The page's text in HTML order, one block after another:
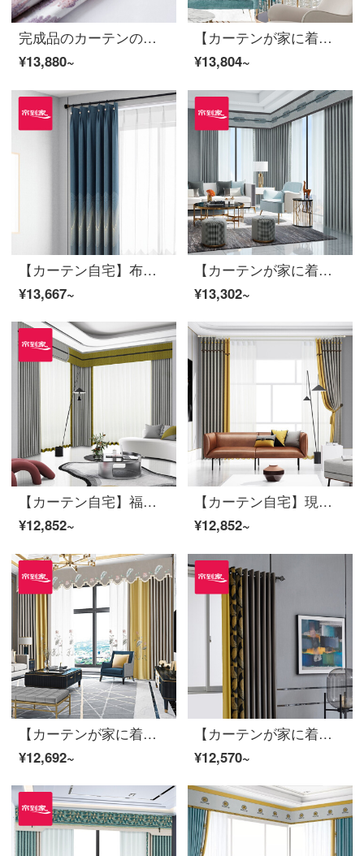
完成品のカーテンの高さは遮光します。ポリエステルの粉のカーテンをカスタマイズします。リビングルームの床には、床の窓LDC 20 SSC-67が開けます。
¥13,880~
【カーテンが家に着く】布芸完成品のカーテンはシームレスにつなぎ合わせて、軽奢なジャカード工芸のリビングルームの床にある窓から流れる金の歳月が高い精密な半遮光LDC 20 SSA-2401ホールを開ける/カーテンヘッドをくわえない(高さ2.6メートル以内は変えられます)XLのカーテンセット/ダブルオープン(適用窓幅3.5-4.1メートル)
¥13,804~
【カーテン自宅】布芸カーテン完成品の青いダンスはシームレスに現代のジャカード高精密高遮光リビングルームの光豪華注文ダウン窓LDC 20 SSA-1601ホールを作る/カーテンヘッドを含まない(高さ2.6メートル以内で変更可能)XLのカーテンセット/ダブルオープン(適用窓幅3.5-4.1メートル)
¥13,667~
【カーテンが家に着く】高遮光カーテン完成品リビングルームのシェニールの平凡な道の下で窓をつなぎ合わせて定型化されたLDC 20 FWC-Sフック/カーテンヘッドを含まない(高さ2.6 m以内で改変可能)XLのカーテンセット/ダブルオープン(適用窓幅3.5-4.2メートル)
¥13,302~
【カーテン自宅】福園高遮光高精密定型化継ぎ接ぎリビングルームの軽奢なカーテンの完成品を花に見立てて制定した床窓JBLW-Sフック/カーテンヘッドを含まない(高さ2.6 m以内で改変可能)XLのカーテンセット/ダブルオープン(適用窓の幅4.1-1.4メートル)
¥12,852~
【カーテン自宅】現代の高遮光定型化はリビングルームに接ぎます。カーテンの完成品を簡単に予約したトッポギは床窓JBLW-006 Sフック/カーテンヘッドを含まない(高さ2.6メートル以内は変えられます)XLのカーテンセット/ダブルオープン(適用窓の幅4.1-1.4メートル)
¥12,852~
【カーテンが家に着く】新中国式の高遮光定型は湯円カレーリビングルームのカーテン完成品の高精密ジャカードカスタム床窓JBLW-010 Sフック/カーテンヘッドを含まない(高さ2.6メートル以内で変更可能)XLのカーテンセット/ダブルオープン(適用窓幅3.2-3.5メートル)
¥12,692~
【カーテンが家に着く】軽奢高遮光完成品のカーテンをつなぎ合わせて花を咲かせるファッション的な黒DJリビングルームの部屋に注文して床に下ろす窓は裏地LDC 20 SSC-50ホールを含む/カーテンヘッドを含まない(高さ2.6 m以内で変更可能)XLのカーテンセット/ダブルオープン(適用窓の幅は4.1-4.4 m)
¥12,570~